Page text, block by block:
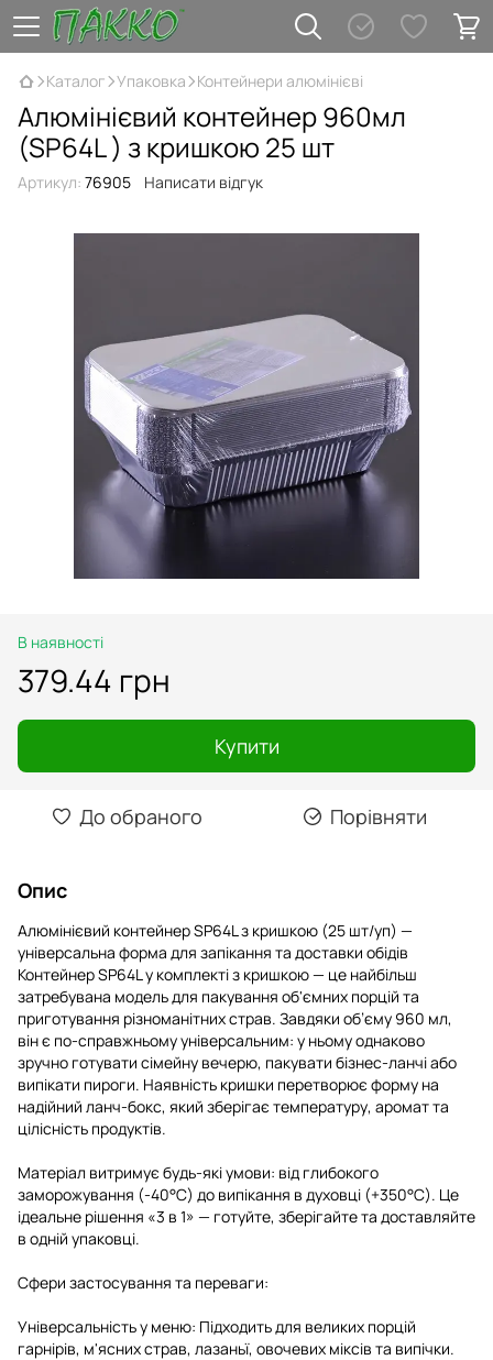
Каталог Упаковка Контейнери алюмінієві
Алюмінієвий контейнер 960мл
(SP64L ) з кришкою 25 шт
Артикул: 76905 Написати відгук
В наявності
379.44 грн
Купити
До обраного Порівняти
Опис
Алюмінієвий контейнер SP64L з кришкою (25 шт/уп) —
універсальна форма для запікання та доставки обідів
Контейнер SP64L у комплекті з кришкою — це найбільш
затребувана модель для пакування об'ємних порцій та
приготування різноманітних страв. Завдяки об’єму 960 мл,
він є по-справжньому універсальним: у ньому однаково
зручно готувати сімейну вечерю, пакувати бізнес-ланчі або
випікати пироги. Наявність кришки перетворює форму на
надійний ланч-бокс, який зберігає температуру, аромат та
цілісність продуктів.
Матеріал витримує будь-які умови: від глибокого
заморожування (-40°C) до випікання в духовці (+350°C). Це
ідеальне рішення «3 в 1» — готуйте, зберігайте та доставляйте
в одній упаковці.
Сфери застосування та переваги:
Універсальність у меню: Підходить для великих порцій
гарнірів, м'ясних страв, лазаньї, овочевих міксів та випічки.